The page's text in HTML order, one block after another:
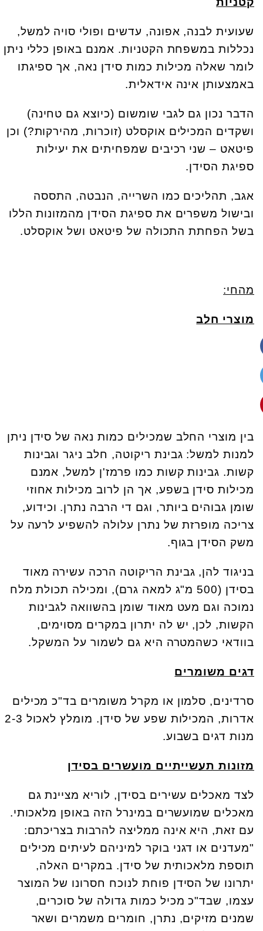
שעועית לבנה, אפונה, עדשים ופולי סויה למשל,
נכללות במשפחת הקטניות. אמנם באופן כללי ניתן
לומר שאלה מכילות כמות סידן נאה, אך ספיגתו
באמצעותן אינה אידאלית.
הדבר נכון גם לגבי שומשום (כיוצא גם טחינה)
ושקדים המכילים אוקסלט (זוכרות, מהירקות?) וכן
פיטאט – שני רכיבים שמפחיתים את יעילות
ספיגת הסידן.
אגב, תהליכים כמו השרייה, הנבטה, התססה
ובישול משפרים את ספיגת הסידן מהמזונות הללו
בשל הפחתת התכולה של פיטאט ושל אוקסלט.
מהחי:
מוצרי חלב
בין מוצרי החלב שמכילים כמות נאה של סידן ניתן
למנות למשל: גבינת ריקוטה, חלב ניגר וגבינות
קשות. גבינות קשות כמו פרמז'ן למשל, אמנם
מכילות סידן בשפע, אך הן לרוב מכילות אחוזי
שומן גבוהים ביותר, וגם די הרבה נתרן. וכידוע,
צריכה מופרזת של נתרן עלולה להשפיע לרעה על
משק הסידן בגוף.
בניגוד להן, גבינת הריקוטה הרכה עשירה מאוד
בסידן (500 מ"ג למאה גרם), ומכילה תכולת מלח
נמוכה וגם מעט מאוד שומן בהשוואה לגבינות
הקשות, לכן, יש לה יתרון במקרים מסוימים,
בוודאי כשהמטרה היא גם לשמור על המשקל.
דגים משומרים
סרדינים, סלמון או מקרל משומרים בד"כ מכילים
אדרות, המכילות שפע של סידן. מומלץ לאכול 2-3
מנות דגים בשבוע.
מזונות תעשייתיים מועשרים בסידן
לצד מאכלים עשירים בסידן, לוריא מציינת גם
מאכלים שמועשרים במינרל הזה באופן מלאכותי.
עם זאת, היא אינה ממליצה להרבות בצריכתם:
"מעדנים או דגני בוקר למיניהם לעיתים מכילים
תוספת מלאכותית של סידן. במקרים האלה,
יתרונו של הסידן פוחת לנוכח חסרונו של המוצר
עצמו, שבד"כ מכיל כמות גדולה של סוכרים,
שמנים מזיקים, נתרן, חומרים משמרים ושאר